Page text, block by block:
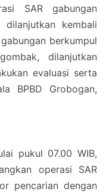
SAR gabungan
kembali
berkumpul
dilanjutkan
evaluasi serta
BPBD Grobogan,
pukul 07.00 WIB,
operasi SAR
pencarian dengan